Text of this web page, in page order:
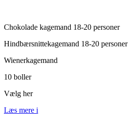
Chokolade kagemand 18-20 personer
Hindbærsnittekagemand 18-20 personer
Wienerkagemand
10 boller
Vælg her
Læs mere i